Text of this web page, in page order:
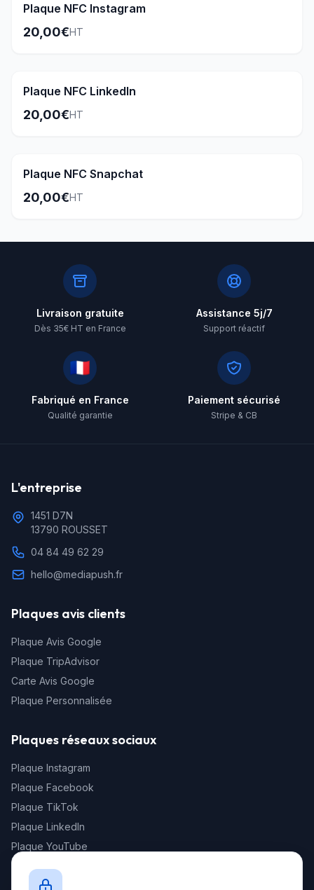
Plaque NFC Instagram
20,00€HT
Plaque NFC LinkedIn
20,00€HT
Plaque NFC Snapchat
20,00€HT
Livraison gratuite
Dès 35€ HT en France
Assistance 5j/7
Support réactif
🇫🇷
Fabriqué en France
Qualité garantie
Paiement sécurisé
Stripe & CB
L'entreprise
1451 D7N
13790 ROUSSET
04 84 49 62 29
hello@mediapush.fr
Plaques avis clients
Plaque Avis Google
Plaque TripAdvisor
Carte Avis Google
Plaque Personnalisée
Plaques réseaux sociaux
Plaque Instagram
Plaque Facebook
Plaque TikTok
Plaque LinkedIn
Plaque YouTube
Newsletter